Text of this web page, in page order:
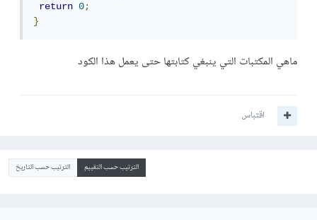
return
0;
}
ماهي المكتبات التي ينبغي كتابتها حتى يعمل هذا الكود
اقتباس
الترتيب حسب التقييم الترتيب حسب التاريخ